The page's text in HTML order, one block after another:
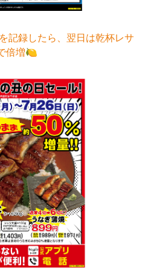
記録したら、翌日は乾杯レサ
倍増🍋